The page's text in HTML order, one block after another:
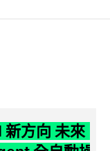
方向 未來